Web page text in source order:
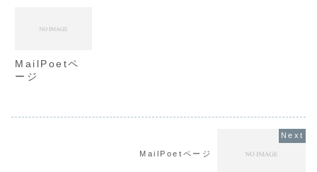
MailPoetペ
ージ
MailPoetページ